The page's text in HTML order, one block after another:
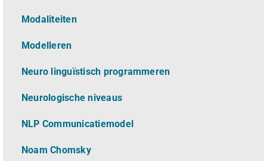
Modaliteiten
Modelleren
Neuro linguïstisch programmeren
Neurologische niveaus
NLP Communicatiemodel
Noam Chomsky